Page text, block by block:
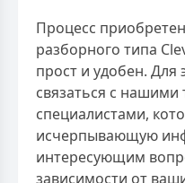
Процесс
разборного типа
прост и удобен. Для
связаться с нашими
специалистами,
исчерпывающую
интересующим
зависимости от